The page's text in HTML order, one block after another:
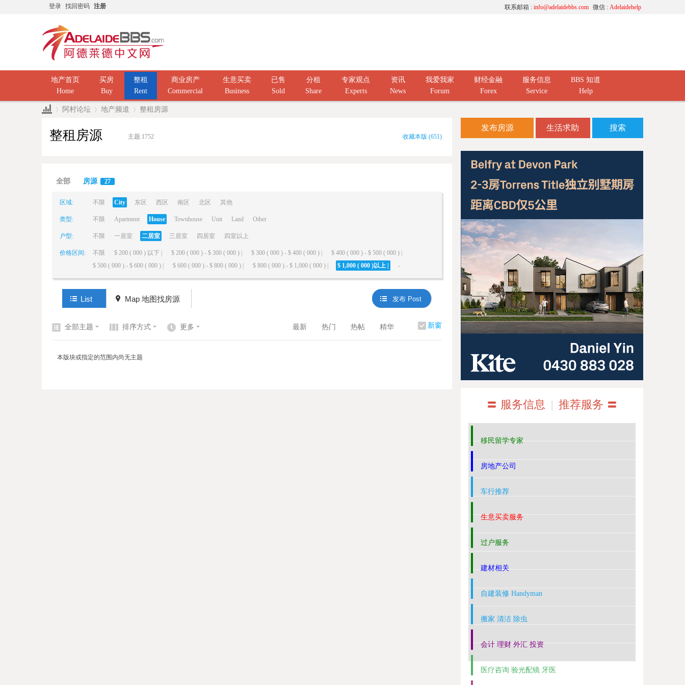
登录 找回密码 注册 微信 : Adelaidehelp
联系邮箱 : info@adelaidebbs.com
地产首页
Home
买房
Buy
整租
Rent
商业房产
Commercial
生意买卖
Business
已售
Sold
分租
Share
专家观点
Experts
资讯
News
我爱我家
Forum
财经金融
Forex
服务信息
Service
BBS 知道
Help
阿村论坛 地产频道 整租房源
整租房源 主题:1752 收藏本版 (651)
全部 房源 27
区域: 不限 City 东区 西区 南区 北区 其他
类型: 不限 Apartment House Townhouse Unit Land Other
户型: 不限 一居室 二居室 三居室 四居室 四室以上
价格区间: 不限 $ 200 ( 000 ) 以下 | $ 200 ( 000 ) - $ 300 ( 000 ) | $ 300 ( 000 ) - $ 400 ( 000 ) |
$ 400 ( 000 ) - $ 500 ( 000 ) |
$ 500 ( 000 ) - $ 600 ( 000 ) |
$ 600 ( 000 ) - $ 800 ( 000 ) | $ 800 ( 000 ) - $ 1,000 ( 000 ) | $ 1,000 ( 000 )以上 | -
List Map 地图找房源 发布 Post
新窗
全部主题 排序方式 更多 最新 热门 热帖 精华
本版块或指定的范围内尚无主题
发布房源 生活求助 搜索
〓 服务信息 | 推荐服务 〓
移民留学专家
房地产公司
车行推荐
生意买卖服务
过户服务
建材相关
自建装修 Handyman
搬家 清洁 除虫
会计 理财 外汇 投资
医疗咨询 验光配镜 牙医